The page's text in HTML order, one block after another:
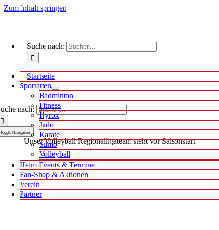
Zum Inhalt springen
nach:
Toggle Navigation
Startseite
Sportarten
Badminton
Fitness
Hyrox
Judo
Karate
Sumo
Volleyball
Heim Events & Termine
Fan-Shop & Aktionen
Verein
Partner
Suche nach:
Unser Volleyball Regionalligateam steht vor Saisonstart